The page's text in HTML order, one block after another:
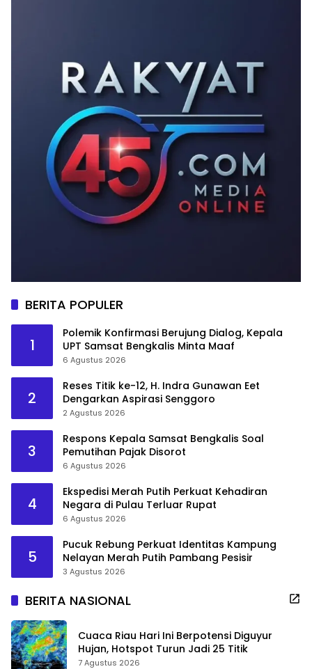
BERITA POPULER
1
Polemik Konfirmasi Berujung Dialog, Kepala
UPT Samsat Bengkalis Minta Maaf
6 Agustus 2026
2
Reses Titik ke-12, H. Indra Gunawan Eet
Dengarkan Aspirasi Senggoro
2 Agustus 2026
3
Respons Kepala Samsat Bengkalis Soal
Pemutihan Pajak Disorot
6 Agustus 2026
4
Ekspedisi Merah Putih Perkuat Kehadiran
Negara di Pulau Terluar Rupat
6 Agustus 2026
5
Pucuk Rebung Perkuat Identitas Kampung
Nelayan Merah Putih Pambang Pesisir
3 Agustus 2026
BERITA NASIONAL
Cuaca Riau Hari Ini Berpotensi Diguyur
Hujan, Hotspot Turun Jadi 25 Titik
7 Agustus 2026